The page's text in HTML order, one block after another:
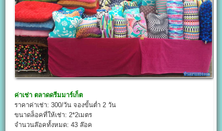
ค่าเช่า ตลาดดรีมมาร์เก็ต
ราคาค่าเช่า: 300/วัน จองขั้นต่ำ 2 วัน
ขนาดล็อคที่ให้เช่า: 2*2เมตร
จำนวนล๊อคทั้งหมด: 43 ล๊อค